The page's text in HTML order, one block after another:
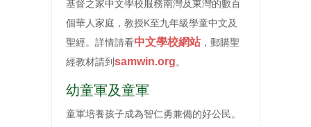
基督之家中文學校服務南灣及東灣的數百
個華人家庭，教授K至九年級學童中文及
聖經。詳情請看中文學校網站，郵購聖
經教材請到 samwin.org。
幼童軍及童軍
童軍培養孩子成為智仁勇兼備的好公民。